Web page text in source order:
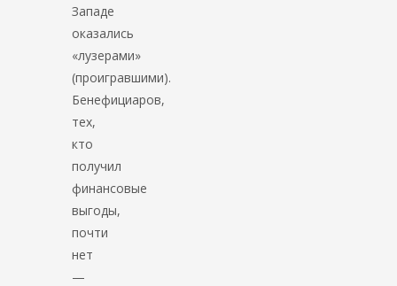
Западе
оказались
«лузерами»
(проигравшими).
Бенефициаров,
тех,
кто
получил
финансовые
выгоды,
почти
нет
—